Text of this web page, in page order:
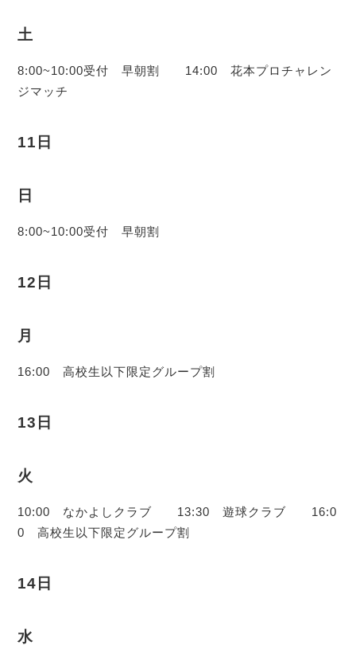
土
8:00~10:00受付 早朝割 14:00 花本プロチャレン
ジマッチ
11日
日
8:00~10:00受付 早朝割
12日
月
16:00 高校生以下限定グループ割
13日
火
10:00 なかよしクラブ 13:30 遊球クラブ 16:0
0 高校生以下限定グループ割
14日
水